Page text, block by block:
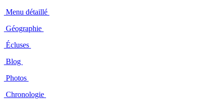
Menu détaillé
Géographie
Écluses
Blog
Photos
Chronologie